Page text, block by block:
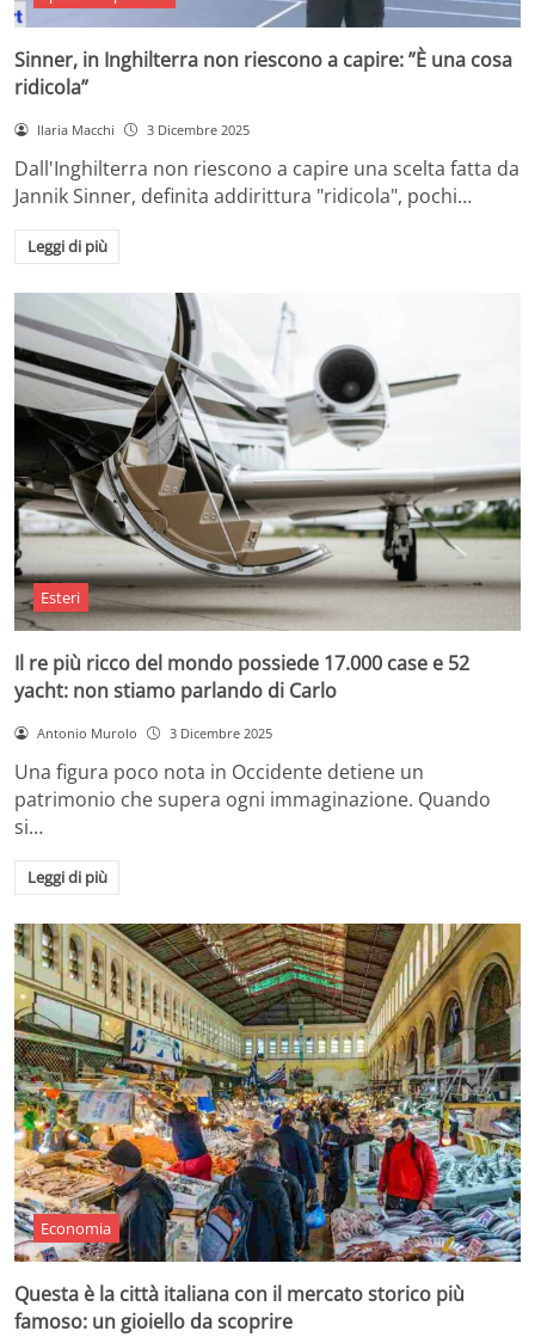
Sinner, in Inghilterra non riescono a capire: ”È una cosa
ridicola”
Ilaria Macchi 3 Dicembre 2025
Dall'Inghilterra non riescono a capire una scelta fatta da
Jannik Sinner, definita addirittura "ridicola", pochi…
Leggi di più
Esteri
Il re più ricco del mondo possiede 17.000 case e 52
yacht: non stiamo parlando di Carlo
Antonio Murolo 3 Dicembre 2025
Una figura poco nota in Occidente detiene un
patrimonio che supera ogni immaginazione. Quando
si…
Leggi di più
Economia
Questa è la città italiana con il mercato storico più
famoso: un gioiello da scoprire